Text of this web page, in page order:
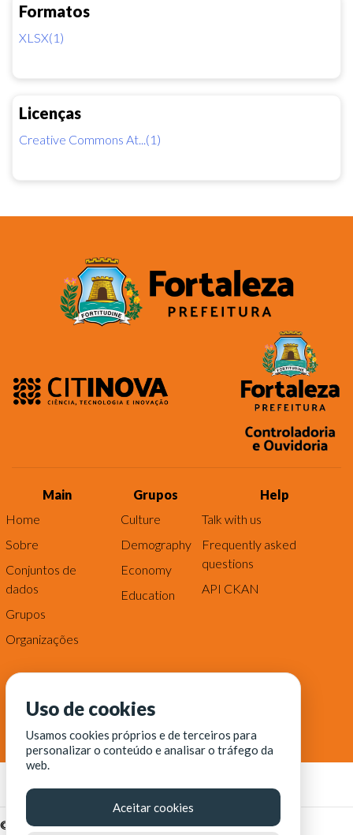
Formatos
XLSX(1)
Licenças
Creative Commons At...(1)
Main
Home
Sobre
Conjuntos de
dados
Grupos
Organizações
Grupos
Culture
Demography
Economy
Education
Help
Talk with us
Frequently asked
questions
API CKAN
© Fortaleza Digital || CITINOVA - Fundação de Ciência,
Uso de cookies
Usamos cookies próprios e de terceiros para
personalizar o conteúdo e analisar o tráfego da
web.
Aceitar cookies